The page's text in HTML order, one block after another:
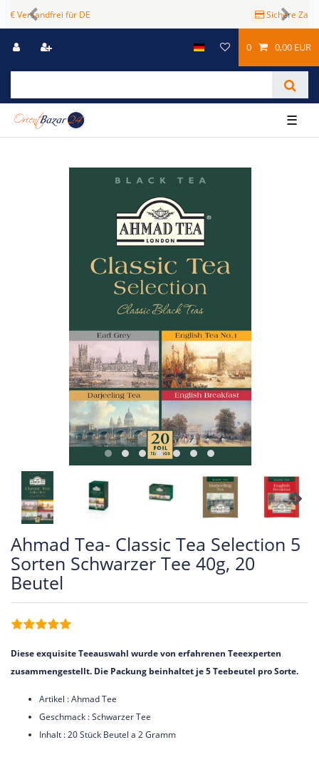
Previous Next
0 0,00 EUR
☰
Ahmad Tea- Classic Tea Selection 5
Sorten Schwarzer Tee 40g, 20
Beutel
Diese exquisite Teeauswahl wurde von erfahrenen Teeexperten
zusammengestellt. Die Packung beinhaltet je 5 Teebeutel pro Sorte.
Artikel : Ahmad Tee
Geschmack : Schwarzer Tee
Inhalt : 20 Stück Beutel a 2 Gramm